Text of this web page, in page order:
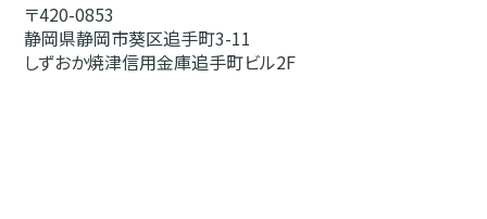
〒420-0853
静岡県静岡市葵区追手町3-11
しずおか焼津信用金庫追手町ビル2F